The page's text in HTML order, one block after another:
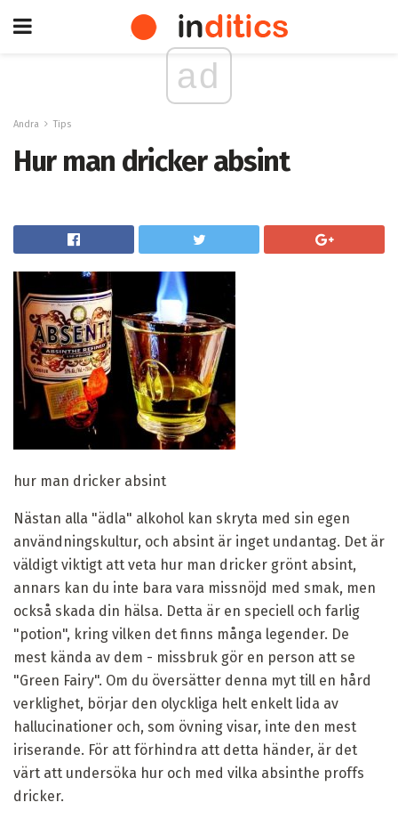
ad
Andra Tips
Hur man dricker absint
hur man dricker absint
Nästan alla "ädla" alkohol kan skryta med sin egen
användningskultur, och absint är inget undantag. Det är
väldigt viktigt att veta hur man dricker grönt absint,
annars kan du inte bara vara missnöjd med smak, men
också skada din hälsa. Detta är en speciell och farlig
"potion", kring vilken det finns många legender. De
mest kända av dem - missbruk gör en person att se
"Green Fairy". Om du översätter denna myt till en hård
verklighet, börjar den olyckliga helt enkelt lida av
hallucinationer och, som övning visar, inte den mest
iriserande. För att förhindra att detta händer, är det
värt att undersöka hur och med vilka absinthe proffs
dricker.